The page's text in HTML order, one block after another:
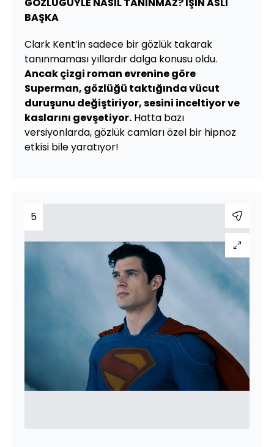
BAŞKA
Clark Kent’in sadece bir gözlük takarak
tanınmaması yıllardır dalga konusu oldu.
Ancak çizgi roman evrenine göre
Superman, gözlüğü taktığında vücut
duruşunu değiştiriyor, sesini inceltiyor ve
kaslarını gevşetiyor. Hatta bazı
versiyonlarda, gözlük camları özel bir hipnoz
etkisi bile yaratıyor!
5